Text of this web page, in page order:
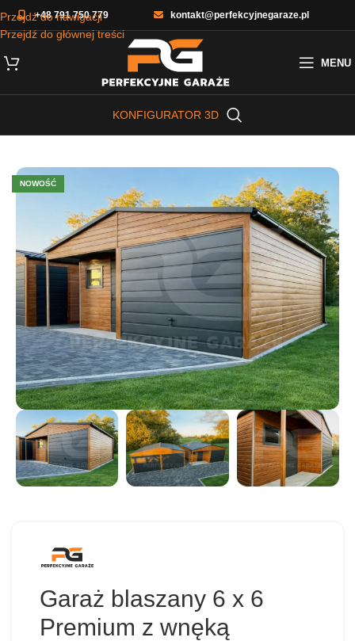
Przejdź do nawigacji
Przejdź do głównej treści
+48 791 750 779 kontakt@perfekcyjnegaraze.pl
MENU
KONFIGURATOR 3D
NOWOŚĆ
Garaż blaszany 6 x 6
Premium z wnęką